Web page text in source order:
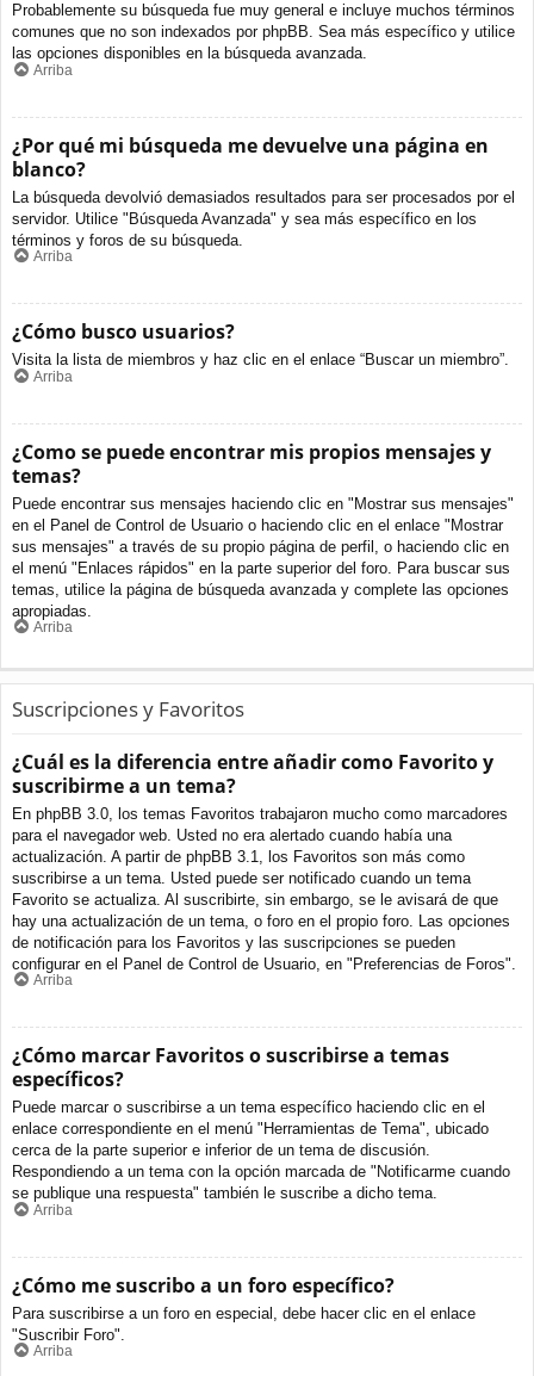
Probablemente su búsqueda fue muy general e incluye muchos términos
comunes que no son indexados por phpBB. Sea más específico y utilice
las opciones disponibles en la búsqueda avanzada.
Arriba
¿Por qué mi búsqueda me devuelve una página en
blanco?
La búsqueda devolvió demasiados resultados para ser procesados por el
servidor. Utilice "Búsqueda Avanzada" y sea más específico en los
términos y foros de su búsqueda.
Arriba
¿Cómo busco usuarios?
Visita la lista de miembros y haz clic en el enlace “Buscar un miembro”.
Arriba
¿Como se puede encontrar mis propios mensajes y
temas?
Puede encontrar sus mensajes haciendo clic en "Mostrar sus mensajes"
en el Panel de Control de Usuario o haciendo clic en el enlace "Mostrar
sus mensajes" a través de su propio página de perfil, o haciendo clic en
el menú "Enlaces rápidos" en la parte superior del foro. Para buscar sus
temas, utilice la página de búsqueda avanzada y complete las opciones
apropiadas.
Arriba
Suscripciones y Favoritos
¿Cuál es la diferencia entre añadir como Favorito y
suscribirme a un tema?
En phpBB 3.0, los temas Favoritos trabajaron mucho como marcadores
para el navegador web. Usted no era alertado cuando había una
actualización. A partir de phpBB 3.1, los Favoritos son más como
suscribirse a un tema. Usted puede ser notificado cuando un tema
Favorito se actualiza. Al suscribirte, sin embargo, se le avisará de que
hay una actualización de un tema, o foro en el propio foro. Las opciones
de notificación para los Favoritos y las suscripciones se pueden
configurar en el Panel de Control de Usuario, en "Preferencias de Foros".
Arriba
¿Cómo marcar Favoritos o suscribirse a temas
específicos?
Puede marcar o suscribirse a un tema específico haciendo clic en el
enlace correspondiente en el menú "Herramientas de Tema", ubicado
cerca de la parte superior e inferior de un tema de discusión.
Respondiendo a un tema con la opción marcada de "Notificarme cuando
se publique una respuesta" también le suscribe a dicho tema.
Arriba
¿Cómo me suscribo a un foro específico?
Para suscribirse a un foro en especial, debe hacer clic en el enlace
"Suscribir Foro".
Arriba